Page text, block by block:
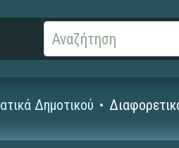
Δημοτικού